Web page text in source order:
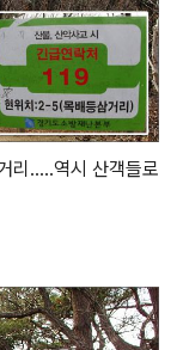
리.....역시 산객들로